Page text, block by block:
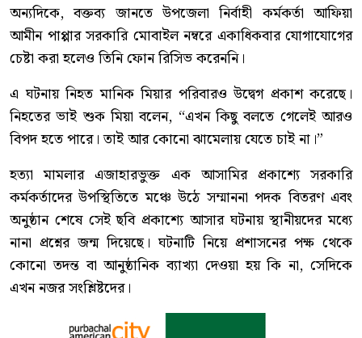
অন্যদিকে, বক্তব্য জানতে উপজেলা নির্বাহী কর্মকর্তা আফিয়া
আমীন পাপ্পার সরকারি মোবাইল নম্বরে একাধিকবার যোগাযোগের
চেষ্টা করা হলেও তিনি ফোন রিসিভ করেননি।
এ ঘটনায় নিহত মানিক মিয়ার পরিবারও উদ্বেগ প্রকাশ করেছে।
নিহতের ভাই শুক মিয়া বলেন, “এখন কিছু বলতে গেলেই আরও
বিপদ হতে পারে। তাই আর কোনো ঝামেলায় যেতে চাই না।”
হত্যা মামলার এজাহারভুক্ত এক আসামির প্রকাশ্যে সরকারি
কর্মকর্তাদের উপস্থিতিতে মঞ্চে উঠে সম্মাননা পদক বিতরণ এবং
অনুষ্ঠান শেষে সেই ছবি প্রকাশ্যে আসার ঘটনায় স্থানীয়দের মধ্যে
নানা প্রশ্নের জন্ম দিয়েছে। ঘটনাটি নিয়ে প্রশাসনের পক্ষ থেকে
কোনো তদন্ত বা আনুষ্ঠানিক ব্যাখ্যা দেওয়া হয় কি না, সেদিকে
এখন নজর সংশ্লিষ্টদের।